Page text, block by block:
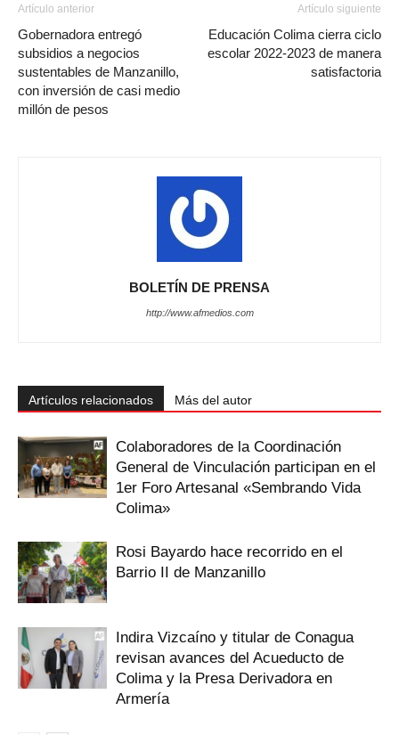
Artículo anterior
Gobernadora entregó
subsidios a negocios
sustentables de Manzanillo,
con inversión de casi medio
millón de pesos
Artículo siguiente
Educación Colima cierra ciclo
escolar 2022-2023 de manera
satisfactoria
BOLETÍN DE PRENSA
http://www.afmedios.com
Artículos relacionados Más del autor
Colaboradores de la Coordinación
General de Vinculación participan en el
1er Foro Artesanal «Sembrando Vida
Colima»
Rosi Bayardo hace recorrido en el
Barrio II de Manzanillo
Indira Vizcaíno y titular de Conagua
revisan avances del Acueducto de
Colima y la Presa Derivadora en
Armería